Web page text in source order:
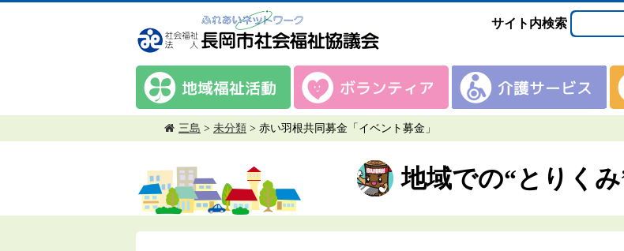
サイト内検索
三島 > 未分類 > 赤い羽根共同募金「イベント募金」 ～ み
地域での“とりくみ